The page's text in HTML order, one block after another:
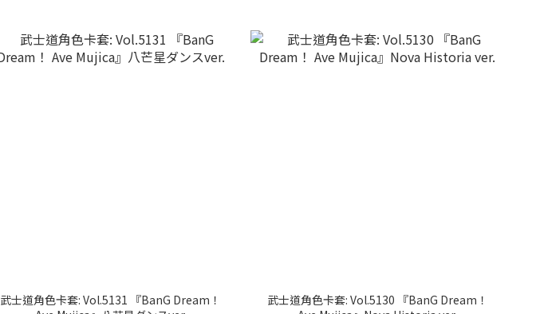
武士道角色卡套: Vol.5131 『BanG Dream！
武士道角色卡套: Vol.5130 『BanG Dream！